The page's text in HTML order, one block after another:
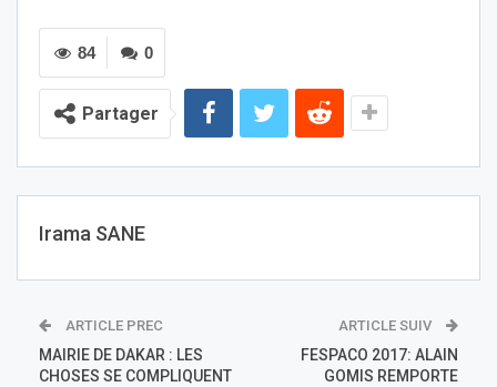
0
84
Partager
Irama SANE
ARTICLE PREC
MAIRIE DE DAKAR : LES
CHOSES SE COMPLIQUENT
ARTICLE SUIV
FESPACO 2017: ALAIN
GOMIS REMPORTE